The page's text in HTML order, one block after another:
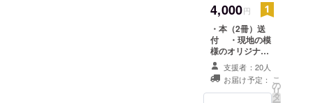
（有）YMト
レーディン
グ
代表取
締役
4,000円
・本（2冊）送
付 ・現地の模
様のオリジナル
ポストカード（4
枚）支援者：20人
お届け予定： こ
の
リ
タ